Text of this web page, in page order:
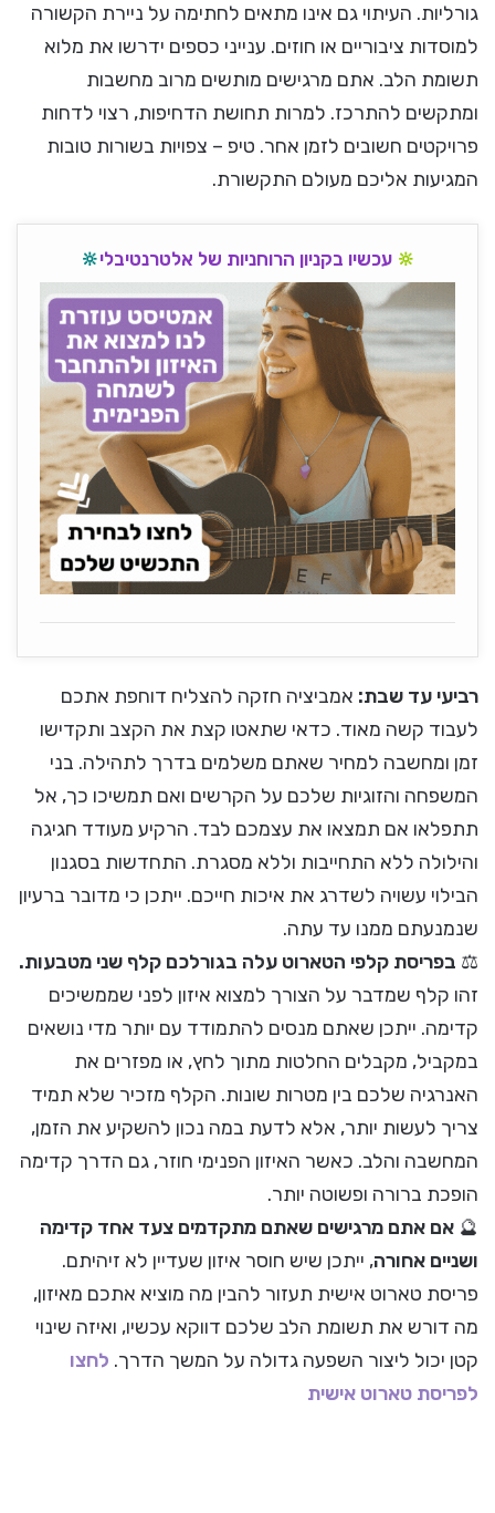
גורליות. העיתוי גם אינו מתאים לחתימה על ניירת הקשורה
למוסדות ציבוריים או חוזים. ענייני כספים ידרשו את מלוא
תשומת הלב. אתם מרגישים מותשים מרוב מחשבות
ומתקשים להתרכז. למרות תחושת הדחיפות, רצוי לדחות
פרויקטים חשובים לזמן אחר. טיפ – צפויות בשורות טובות
המגיעות אליכם מעולם התקשורת.
🔆עכשיו בקניון הרוחניות של אלטרנטיבלי🔆
רביעי עד שבת: אמביציה חזקה להצליח דוחפת אתכם
לעבוד קשה מאוד. כדאי שתאטו קצת את הקצב ותקדישו
זמן ומחשבה למחיר שאתם משלמים בדרך לתהילה. בני
המשפחה והזוגיות שלכם על הקרשים ואם תמשיכו כך, אל
תתפלאו אם תמצאו את עצמכם לבד. הרקיע מעודד חגיגה
והילולה ללא התחייבות וללא מסגרת. התחדשות בסגנון
הבילוי עשויה לשדרג את איכות חייכם. ייתכן כי מדובר ברעיון
שנמנעתם ממנו עד עתה.
⚖️ בפריסת קלפי הטארוט עלה בגורלכם קלף שני מטבעות.
זהו קלף שמדבר על הצורך למצוא איזון לפני שממשיכים
קדימה. ייתכן שאתם מנסים להתמודד עם יותר מדי נושאים
במקביל, מקבלים החלטות מתוך לחץ, או מפזרים את
האנרגיה שלכם בין מטרות שונות. הקלף מזכיר שלא תמיד
צריך לעשות יותר, אלא לדעת במה נכון להשקיע את הזמן,
המחשבה והלב. כאשר האיזון הפנימי חוזר, גם הדרך קדימה
הופכת ברורה ופשוטה יותר.
🔮 אם אתם מרגישים שאתם מתקדמים צעד אחד קדימה
ושניים אחורה, ייתכן שיש חוסר איזון שעדיין לא זיהיתם.
פריסת טארוט אישית תעזור להבין מה מוציא אתכם מאיזון,
מה דורש את תשומת הלב שלכם דווקא עכשיו, ואיזה שינוי
קטן יכול ליצור השפעה גדולה על המשך הדרך. לחצו
לפריסת טארוט אישית